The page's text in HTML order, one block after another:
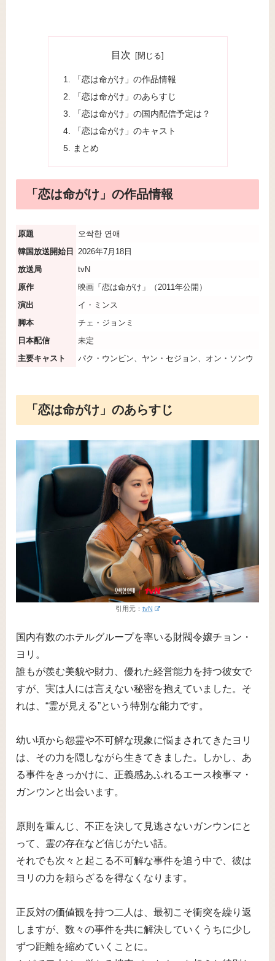
目次
「恋は命がけ」の作品情報
「恋は命がけ」のあらすじ
「恋は命がけ」の国内配信予定は？
「恋は命がけ」のキャスト
まとめ
「恋は命がけ」の作品情報
原題
오싹한 연애
韓国放送開始日
2026年7月18日
放送局
tvN
原作
映画「恋は命がけ」（2011年公開）
演出
イ・ミンス
脚本
チェ・ジョンミ
日本配信
未定
主要キャスト
パク・ウンビン、ヤン・セジョン、オン・ソンウ
「恋は命がけ」のあらすじ
引用元： tvN
国内有数のホテルグループを率いる財閥令嬢チョン・
ヨリ。
誰もが羨む美貌や財力、優れた経営能力を持つ彼女で
すが、実は人には言えない秘密を抱えていました。そ
れは、“霊が見える”という特別な能力です。
幼い頃から怨霊や不可解な現象に悩まされてきたヨリ
は、その力を隠しながら生きてきました。しかし、あ
る事件をきっかけに、正義感あふれるエース検事マ・
ガンウンと出会います。
原則を重んじ、不正を決して見逃さないガンウンにと
って、霊の存在など信じがたい話。
それでも次々と起こる不可解な事件を追う中で、彼は
ヨリの力を頼らざるを得なくなります。
正反対の価値観を持つ二人は、最初こそ衝突を繰り返
しますが、数々の事件を共に解決していくうちに少し
ずつ距離を縮めていくことに。